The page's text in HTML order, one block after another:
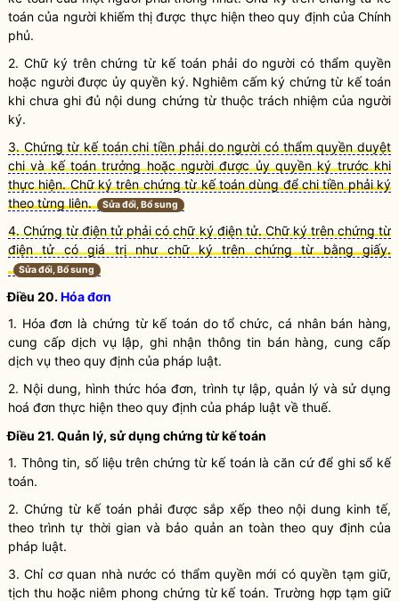
toán của người khiếm thị được thực hiện theo quy định của Chính
phủ.
2. Chữ ký trênchứng từ kế toánphải do người có thẩmquyền
hoặc người được ủy quyền ký. Nghiêm cấm ký chứng từ kế toán
khi chưa ghi đủ nội dung chứng từ thuộc trách nhiệm của người
ký.
3. Chứng từ kế toán chi tiền phải do người có thẩm quyền duyệt
chi và kế toán trưởng hoặc người được ủy quyền ký trước khi
thực hiện. Chữ ký trên chứng từ kế toán dùng để chi tiền phải ký
theo từng liên.
Sửa đổi, Bổ sung
4. Chứng từ điện tử phải có chữ ký điện tử. Chữ ký trên chứng từ
điện tử có giá trị như chữ ký trên chứng từ bằng giấy.
Sửa đổi, Bổ sung
Điều 20.Hóa đơn
1. Hóa đơn là chứng từ kế toán do tổ chức, cá nhân bán hàng,
cung cấp dịch vụ lập, ghi nhận thông tin bán hàng, cung cấp
dịch vụ theo quy định của pháp luật.
2. Nội dung, hình thức hóa đơn, trình tự lập, quản lý và sử dụng
hoá đơn thực hiện theo quy định của pháp luật về thuế.
Điều 21. Quản lý, sử dụng chứng từ kế toán
1. Thông tin, số liệu trên chứng từ kế toánlà căn cứ để ghi sổ kế
toán.
2. Chứng từ kế toán phải được sắp xếp theo nội dung kinh tế,
theo trình tự thời gian và bảo quản an toàn theo quy định của
pháp luật.
3. Chỉ cơ quan nhà nước có thẩmquyền mới cóquyền tạm giữ,
tịch thu hoặc niêm phong chứng từ kế toán. Trường hợp tạm giữ